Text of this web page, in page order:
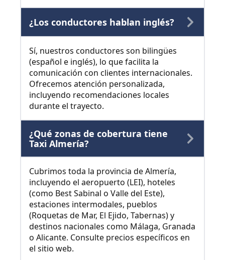
¿Los conductores hablan inglés?
Sí, nuestros conductores son bilingües
(español e inglés), lo que facilita la
comunicación con clientes internacionales.
Ofrecemos atención personalizada,
incluyendo recomendaciones locales
durante el trayecto.
¿Qué zonas de cobertura tiene
Taxi Almería?
Cubrimos toda la provincia de Almería,
incluyendo el aeropuerto (LEI), hoteles
(como Best Sabinal o Valle del Este),
estaciones intermodales, pueblos
(Roquetas de Mar, El Ejido, Tabernas) y
destinos nacionales como Málaga, Granada
o Alicante. Consulte precios específicos en
el sitio web.